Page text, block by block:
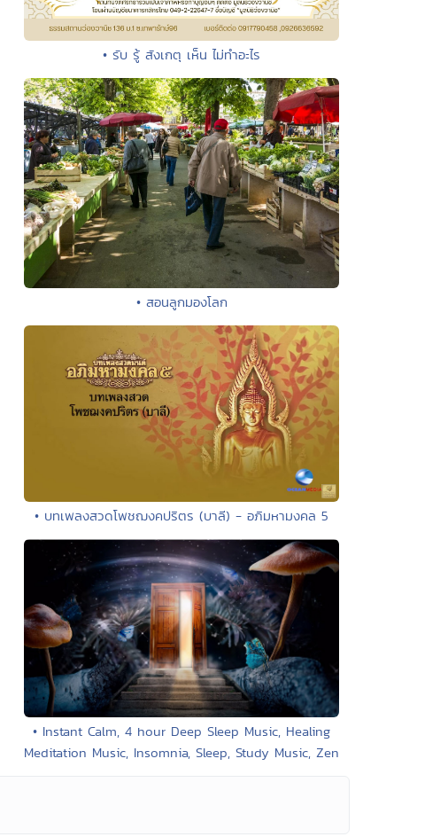
• รับ รู้ สังเกตุ เห็น ไม่ทำอะไร
• สอนลูกมองโลก
• บทเพลงสวดโพชฌงคปริตร (บาลี) - อภิมหามงคล 5
• Instant Calm, 4 hour Deep Sleep Music, Healing
Meditation Music, Insomnia, Sleep, Study Music, Zen